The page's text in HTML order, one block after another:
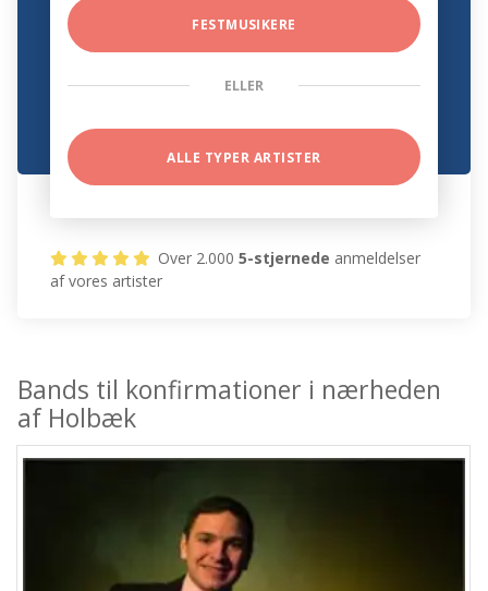
FESTMUSIKERE
ELLER
ALLE TYPER ARTISTER
Over 2.0005-stjernede anmeldelser
af vores artister
Bands til konfirmationer i nærheden
af Holbæk